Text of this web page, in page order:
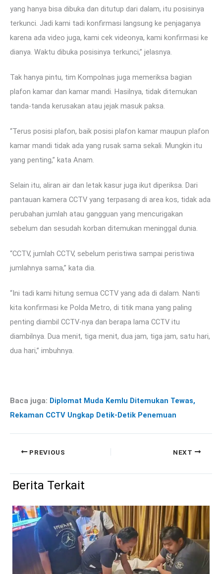
yang hanya bisa dibuka dan ditutup dari dalam, itu posisinya
terkunci. Jadi kami tadi konfirmasi langsung ke penjaganya
karena ada video juga, kami cek videonya, kami konfirmasi ke
dianya. Waktu dibuka posisinya terkunci,” jelasnya.
Tak hanya pintu, tim Kompolnas juga memeriksa bagian
plafon kamar dan kamar mandi. Hasilnya, tidak ditemukan
tanda-tanda kerusakan atau jejak masuk paksa.
“Terus posisi plafon, baik posisi plafon kamar maupun plafon
kamar mandi tidak ada yang rusak sama sekali. Mungkin itu
yang penting,” kata Anam.
Selain itu, aliran air dan letak kasur juga ikut diperiksa. Dari
pantauan kamera CCTV yang terpasang di area kos, tidak ada
perubahan jumlah atau gangguan yang mencurigakan
sebelum dan sesudah korban ditemukan meninggal dunia.
“CCTV, jumlah CCTV, sebelum peristiwa sampai peristiwa
jumlahnya sama,” kata dia.
“Ini tadi kami hitung semua CCTV yang ada di dalam. Nanti
kita konfirmasi ke Polda Metro, di titik mana yang paling
penting diambil CCTV-nya dan berapa lama CCTV itu
diambilnya. Dua menit, tiga menit, dua jam, tiga jam, satu hari,
dua hari,” imbuhnya.
Baca juga: Diplomat Muda Kemlu Ditemukan Tewas,
Rekaman CCTV Ungkap Detik-Detik Penemuan
PREVIOUS NEXT
Berita Terkait